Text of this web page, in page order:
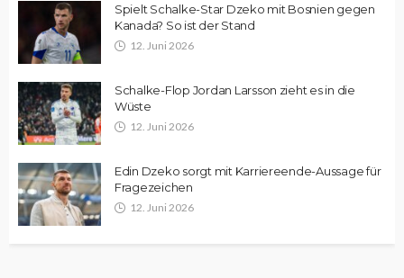
Spielt Schalke-Star Dzeko mit Bosnien gegen
Kanada? So ist der Stand
12. Juni 2026
Schalke-Flop Jordan Larsson zieht es in die
Wüste
12. Juni 2026
Edin Dzeko sorgt mit Karriereende-Aussage für
Fragezeichen
12. Juni 2026